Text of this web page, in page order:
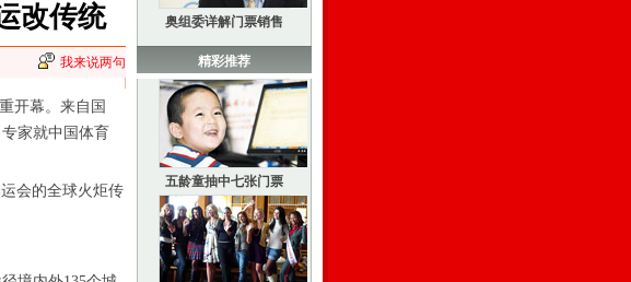
改传统
我来说两句
开幕。来自国
家就中国体育
会的全球火炬传
奥组委详解门票销售
精彩推荐
五龄童抽中七张门票